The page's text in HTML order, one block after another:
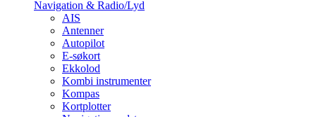
Navigation & Radio/Lyd
AIS
Antenner
Autopilot
E-søkort
Ekkolod
Kombi instrumenter
Kompas
Kortplotter